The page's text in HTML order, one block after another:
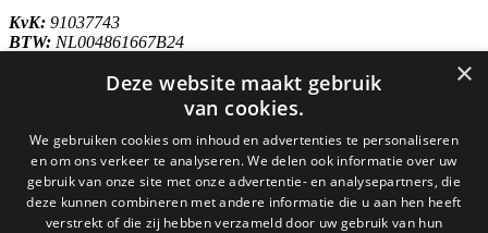
KvK: 91037743
BTW: NL004861667B24
Openingstijden
10:00 – 18:00 uur
Woensdag
09:00 – 18:00 uur
Donderdag
09:00 – 20:00 uur
Vrijdag
09:00 – 18:00 uur
Zaterdag
09:00 – 17:00 uur
×
Deze website maakt gebruik
van cookies.
We gebruiken cookies om inhoud en advertenties te personaliseren
en om ons verkeer te analyseren. We delen ook informatie over uw
gebruik van onze site met onze advertentie- en analysepartners, die
deze kunnen combineren met andere informatie die u aan hen heeft
verstrekt of die zij hebben verzameld door uw gebruik van hun